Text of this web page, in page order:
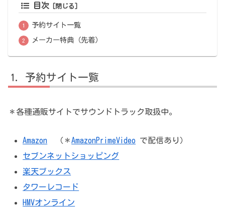
目次
予約サイト一覧
メーカー特典（先着）
予約サイト一覧
＊各種通販サイトでサウンドトラック取扱中。
Amazon （＊AmazonPrimeVideo で配信あり）
セブンネットショッピング
楽天ブックス
タワーレコード
HMVオンライン